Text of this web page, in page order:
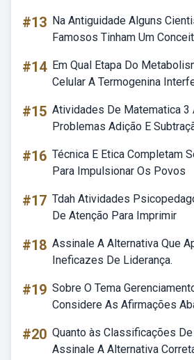
#13 Na Antiguidade Alguns
Famosos Tinham Um
#14 Em Qual Etapa Do
Celular A Termogenina
#15 Atividades De Matematica 3
Problemas Adição E
#16 Técnica E Etica Completam
Para Impulsionar Os Povos
#17 Tdah Atividades
De Atenção Para Imprimir
#18 Assinale A Alternativa Que
Ineficazes De Liderança.
#19 Sobre O Tema
Considere As Afirmações
#20 Quanto às Classificações
Assinale A Alternativa